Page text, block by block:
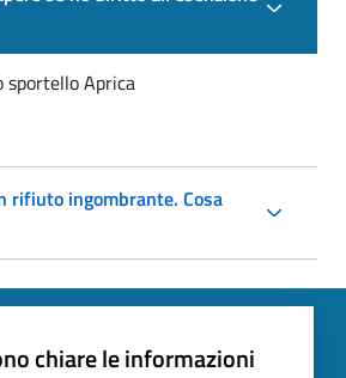
sportello Aprica
rifiuto ingombrante. Cosa
chiare le informazioni